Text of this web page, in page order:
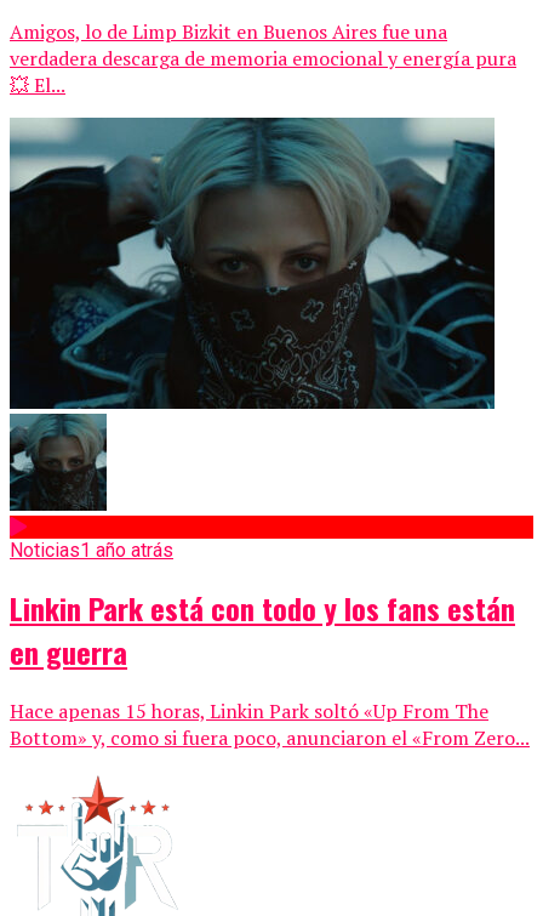
Amigos, lo de Limp Bizkit en Buenos Aires fue una
verdadera descarga de memoria emocional y energía pura
💥 El...
Noticias1 año atrás
Linkin Park está con todo y los fans están
en guerra
Hace apenas 15 horas, Linkin Park soltó «Up From The
Bottom» y, como si fuera poco, anunciaron el «From Zero...